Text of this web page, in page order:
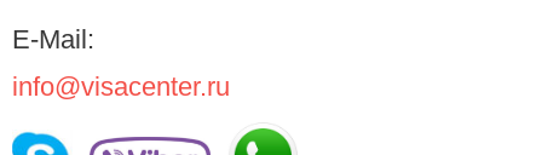
E-Mail:
info@visacenter.ru